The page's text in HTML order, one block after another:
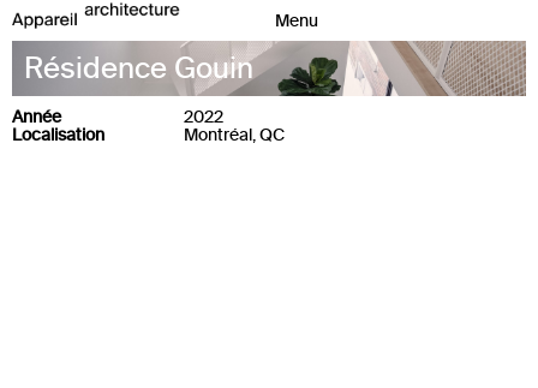
Résidence Gouin
Année
2022
Localisation
Montréal, QC